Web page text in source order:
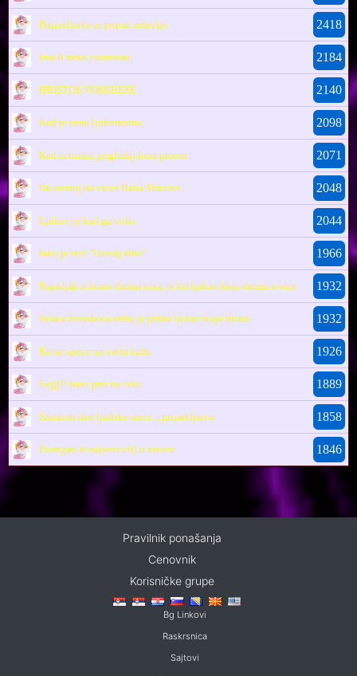
Prijateljstvo je poput zrdavlja 2418
Ima li neko comentar 2184
HRISTOS VOSKRESE 2140
Kad je zena ljubomorna 2098
Kad si tuzna, pogledaj kroz prozor 2071
Ok,nemoj da vices Baba Mrazice.... 2048
Ljubav je kad ga volis 2044
lako je reci "Uzivaj sine".. 1966
Pupoljak u kome drema ruza, je ko ljubav koja drema u srcu 1932
Svaka zvezda na nebu je jedna ljubav koja blista 1932
Ko se opece na vrelu kafu 1926
Eejjj!! stavi prst na celo 1889
Sastavni deo ljudske srece ...prijateljstvo 1858
Postigao si najveci cilj u zivotu 1846
Pravilnik ponašanja
Cenovnik
Korisničke grupe
Bg Linkovi
Raskrsnica
Sajtovi